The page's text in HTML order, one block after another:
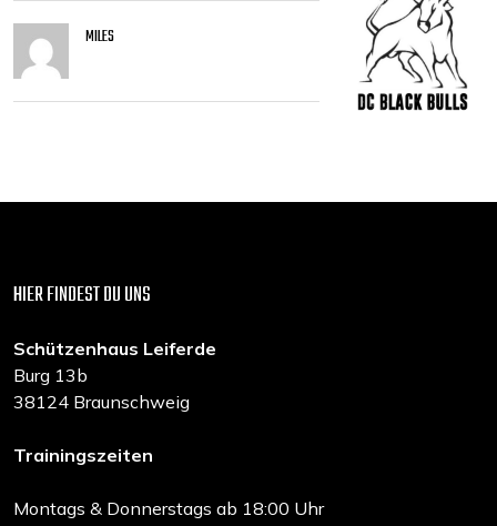
MILES
HIER FINDEST DU UNS
Schützenhaus Leiferde
Burg 13b
38124 Braunschweig
Trainingszeiten
Montags & Donnerstags ab 18:00 Uhr